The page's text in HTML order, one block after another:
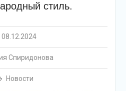
стиль.
08.12.2024
Спиридонова
Новости